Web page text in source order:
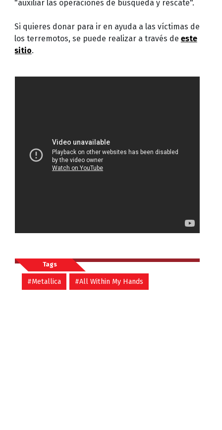
"auxiliar las operaciones de búsqueda y rescate".
Si quieres donar para ir en ayuda a las víctimas de
los terremotos, se puede realizar a través de este
sitio.
Tags
#Metallica #All Within My Hands